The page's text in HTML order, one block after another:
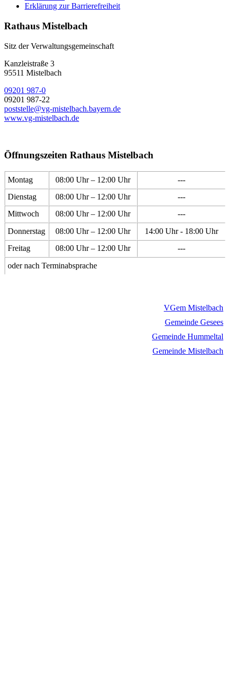
Erklärung zur Barrierefreiheit
Rathaus Mistelbach
Sitz der Verwaltungsgemeinschaft
Kanzleistraße 3
95511 Mistelbach
09201 987-0
09201 987-22
poststelle@vg-mistelbach.bayern.de
www.vg-mistelbach.de
Öffnungszeiten Rathaus Mistelbach
Montag 08:00 Uhr – 12:00 Uhr
---
Dienstag
08:00 Uhr – 12:00 Uhr
---
Mittwoch
08:00 Uhr – 12:00 Uhr
---
Donnerstag
08:00 Uhr – 12:00 Uhr
14:00 Uhr - 18:00 Uhr
Freitag
08:00 Uhr – 12:00 Uhr
---
oder nach Terminabsprache
VGem Mistelbach
Gemeinde Gesees
Gemeinde Hummeltal
Gemeinde Mistelbach